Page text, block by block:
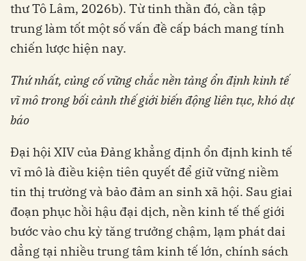
thư Tô Lâm, 2026b). Từ tinh thần đó, cần tập
trung làm tốt một số vấn đề cấp bách mang tính
chiến lược hiện nay.
Thứ nhất, củng cố vững chắc nền tảng ổn định kinh tế
vĩ mô trongbối cảnh thế giới biến động liên tục, khó dự
báo
Đại hội XIV của Đảng khẳng định ổn định kinh tế
vĩ mô là điều kiện tiên quyết để giữ vững niềm
tin thị trường và bảo đảm an sinh xã hội. Sau giai
đoạn phục hồi hậu đại dịch, nền kinh tế thế giới
bước vào chu kỳ tăng trưởng chậm, lạm phát dai
dẳng tại nhiều trung tâm kinh tế lớn, chính sách